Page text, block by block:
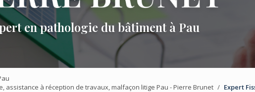
en pathologie du bâtiment à Pau
à réception de travaux, malfaçon litige Pau - Pierre Brunet
Expert